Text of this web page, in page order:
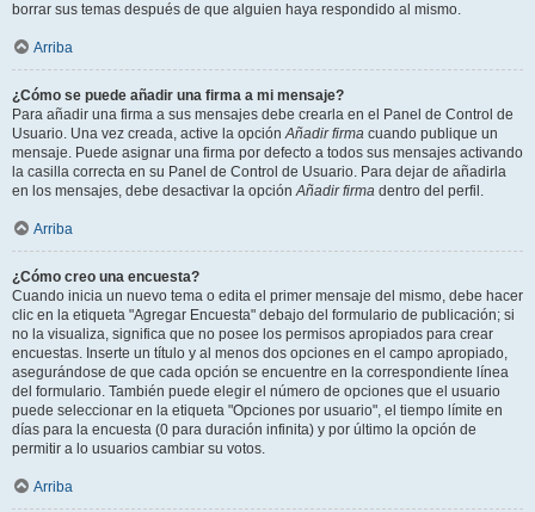
borrar sus temas después de que alguien haya respondido al mismo.
Arriba
¿Cómo se puede añadir una firma a mi mensaje?
Para añadir una firma a sus mensajes debe crearla en el Panel de Control de
Usuario. Una vez creada, active la opciónAñadir firma cuando publique un
mensaje. Puede asignar una firma por defecto a todos sus mensajes activando
la casilla correcta en su Panel de Control de Usuario. Para dejar de añadirla
en los mensajes, debe desactivar la opciónAñadir firma dentro del perfil.
Arriba
¿Cómo creo una encuesta?
Cuando inicia un nuevo tema o edita el primer mensaje del mismo, debe hacer
clic en la etiqueta "Agregar Encuesta" debajo del formulario de publicación; si
no la visualiza, significa que no posee los permisos apropiados para crear
encuestas. Inserte un título y al menos dos opciones en el campo apropiado,
asegurándose de que cada opción se encuentre en la correspondiente línea
del formulario. También puede elegir el número de opciones que el usuario
puede seleccionar en la etiqueta "Opciones por usuario", el tiempo límite en
días para la encuesta (0 para duración infinita) y por último la opción de
permitir a lo usuarios cambiar su votos.
Arriba